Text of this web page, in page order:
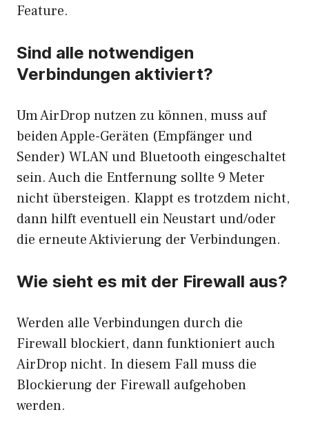
Feature.
Sind alle notwendigen
Verbindungen aktiviert?
Um AirDrop nutzen zu können, muss auf
beiden Apple-Geräten (Empfänger und
Sender) WLAN und Bluetooth eingeschaltet
sein. Auch die Entfernung sollte 9 Meter
nicht übersteigen. Klappt es trotzdem nicht,
dann hilft eventuell ein Neustart und/oder
die erneute Aktivierung der Verbindungen.
Wie sieht es mit der Firewall aus?
Werden alle Verbindungen durch die
Firewall blockiert, dann funktioniert auch
AirDrop nicht. In diesem Fall muss die
Blockierung der Firewall aufgehoben
werden.